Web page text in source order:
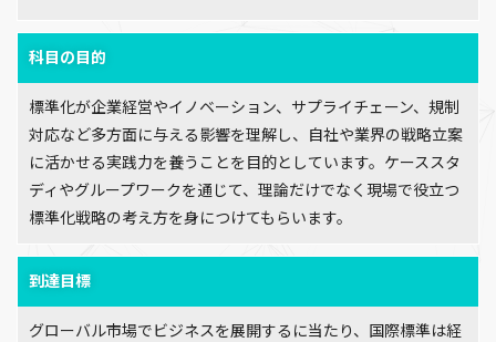
科目の目的
標準化が企業経営やイノベーション、サプライチェーン、規制
対応など多方面に与える影響を理解し、自社や業界の戦略立案
に活かせる実践力を養うことを目的としています。ケーススタ
ディやグループワークを通じて、理論だけでなく現場で役立つ
標準化戦略の考え方を身につけてもらいます。
到達目標
グローバル市場でビジネスを展開するに当たり、国際標準は経